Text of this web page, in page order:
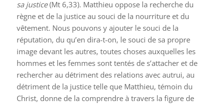
sa justice(Mt 6,33). Matthieu oppose la recherche du
règne et de la justice au souci de la nourriture et du
vêtement. Nous pouvons y ajouter le souci de la
réputation, du qu’en dira-t-on, le souci de sa propre
image devant les autres, toutes choses auxquelles les
hommes et les femmes sont tentés de s’attacher et de
rechercher au détriment des relations avec autrui, au
détriment de la justice telle que Matthieu, témoin du
Christ, donne de la comprendre à travers la figure de